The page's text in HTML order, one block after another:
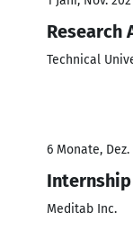
Research
Technical
6 Monate,
Meditab Inc.